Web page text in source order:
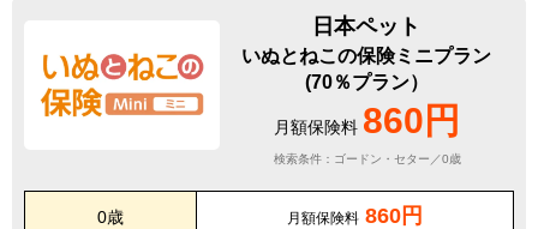
日本ペット
いぬとねこの保険ミニプラン
(70％プラン）
月額保険料 860円
検索条件：ゴードン・セター／0歳
0歳 月額保険料 860円